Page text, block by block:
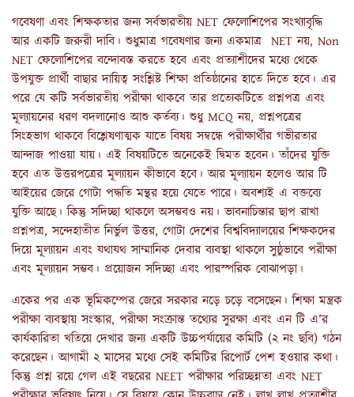
গবেষণা এবং শিক্ষকতার জন্য সর্বভারতীয় NET ফেলোশিপের সংখ্যাবৃদ্ধি
আর একটি জরুরী দাবি। শুধুমাত্র গবেষণার জন্য একমাত্র NET নয়, Non
NET ফেলোশিপের বন্দোবস্ত করতে হবে এবং প্রত্যাশীদের মধ্যে থেকে
উপযুক্ত প্রার্থী বাছার দায়িত্ব সংশ্লিষ্ট শিক্ষা প্রতিষ্ঠানের হাতে দিতে হবে। এর
পরে যে কটি সর্বভারতীয় পরীক্ষা থাকবে তার প্রত্যেকটিতে প্রশ্নপত্র এবং
মূল্যায়নের ধরণ বদলানোও আশু কর্তব্য। শুধু MCQ নয়, প্রশ্নপত্রের
সিংহভাগ থাকবে বিশ্লেষণাত্মক যাতে বিষয় সম্বন্ধে পরীক্ষার্থীর গভীরতার
আন্দাজ পাওয়া যায়। এই বিষয়টিতে অনেকেই দ্বিমত হবেন। তাঁদের যুক্তি
হবে এত উত্তরপত্রের মূল্যায়ন কীভাবে হবে। আর মূল্যায়ন হলেও আর টি
আইয়ের জেরে গোটা পদ্ধতি মন্থর হয়ে যেতে পারে। অবশ্যই এ বক্তব্যে
যুক্তি আছে। কিন্তু সদিচ্ছা থাকলে অসম্ভবও নয়। ভাবনাচিন্তার ছাপ রাখা
প্রশ্নপত্র, সন্দেহাতীত নির্ভুল উত্তর, গোটা দেশের বিশ্ববিদ্যালয়ের শিক্ষকদের
দিয়ে মূল্যায়ন এবং যথাযথ সাম্মানিক দেবার ব্যবস্থা থাকলে সুষ্ঠুভাবে পরীক্ষা
এবং মূল্যায়ন সম্ভব। প্রয়োজন সদিচ্ছা এবং পারস্পরিক বোঝাপড়া।
একের পর এক ভূমিকম্পের জেরে সরকার নড়ে চড়ে বসেছেন। শিক্ষা মন্ত্রক
পরীক্ষা ব্যবস্থায় সংস্কার, পরীক্ষা সংক্রান্ত তথ্যের সুরক্ষা এবং এন টি এ’র
কার্যকারিতা খতিয়ে দেখার জন্য একটি উচ্চপর্যায়ের কমিটি (২ নং ছবি) গঠন
করেছেন। আগামী ২ মাসের মধ্যে সেই কমিটির রিপোর্ট পেশ হওয়ার কথা।
কিন্তু প্রশ্ন রয়ে গেল এই বছরের NEET পরীক্ষার পরিচ্ছন্নতা এবং NET